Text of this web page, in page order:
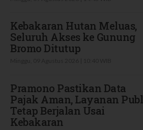
Kebakaran Hutan Meluas,
Seluruh Akses ke Gunung
Bromo Ditutup
Pramono Pastikan Data
Pajak Aman, Layanan
Tetap Berjalan Usai
Kebakaran